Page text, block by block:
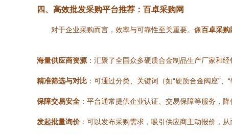
四、高效批发采购平台推荐：百卓采购网
对于企业采购而言，效率与可靠性至关重要。像百卓采购
海量供应商资源 ：汇聚了全国众多硬质合金制品生产厂家和
精准筛选与对比 ：可通过分类、关键词（如“硬质合金阀座”
保障交易安全 ：平台通常提供企业认证、交易保障等服务，降
发起批量询价 ：可以发布采购需求，吸引供应商主动报价，从